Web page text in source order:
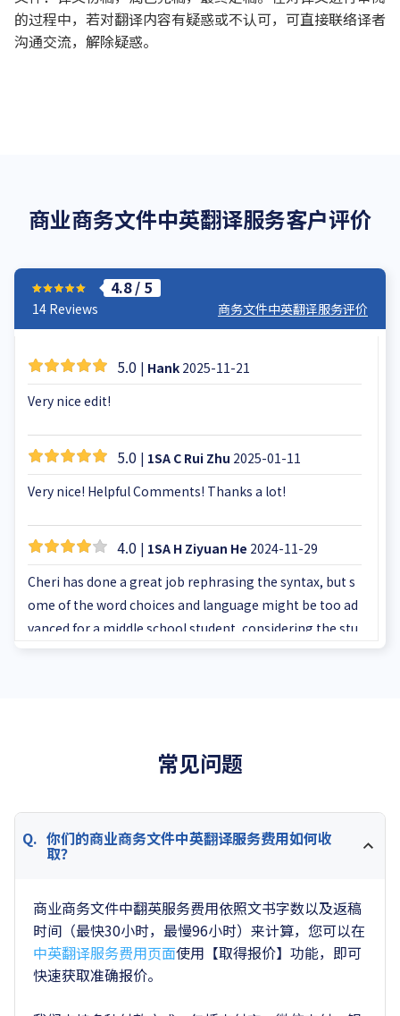
文件：译文初稿，润色完稿，最终定稿。在对译文进行审阅
的过程中，若对翻译内容有疑惑或不认可，可直接联络译者
商业商务文件中英翻译服务客户评价
14 Reviews 商务文件中英翻译服务评价
5.0 |Hank2025-11-21
5.0 |1SA C Rui Zhu2025-01-11
4.0 |1SA H Ziyuan He2024-11-29
Cheri has done a great job rephrasing the syntax, but s
ome of the word choices and language might be too ad
vanced for a middle school student, considering the stu
Swift. Good recommendations. Thx
5.0 |1SA H Alice Xiao2024-01-13
Very efficient! The edits helped improve the clarity and f
5.0 |Wordvice Customer2024-01-10
Irwin is always my first choice! Thank you for your detail
ed revision of consistent quality.
常见问题
你们的商业商务文件中英翻译服务费用如何收
商业商务文件中翻英服务费用依照文书字数以及返稿
时间（最快30小时，最慢96小时）来计算，您可以在
中英翻译服务费用页面